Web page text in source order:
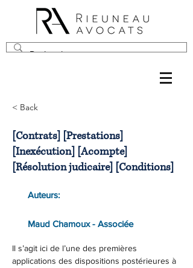
< Back
[Contrats] [Prestations]
[Inexécution] [Acompte]
[Résolution judicaire] [Conditions]
Auteurs:
Maud Chamoux - Associée
Il s’agit ici de l’une des premières
applications des dispositions postérieures à